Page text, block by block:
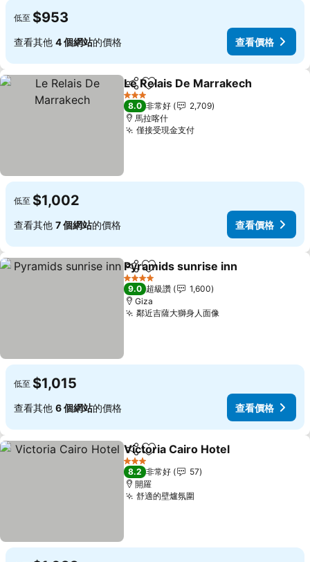
低至 $953
查看其他 4 個網站的價格 查看價格
分享 加入我的最愛
Le Relais De Marrakech
3 星級
8.0 非常好
2,709
馬拉喀什
僅接受現金支付查看價格
低至 $1,002
查看其他 7 個網站的價格 查看價格
分享 加入我的最愛
Pyramids sunrise inn
4 星級
9.0 超級讚
1,600
Giza
鄰近吉薩大獅身人面像查看價格
低至 $1,015
查看其他 6 個網站的價格 查看價格
分享 加入我的最愛
Victoria Cairo Hotel
3 星級
8.2 非常好
57
開羅
舒適的壁爐氛圍